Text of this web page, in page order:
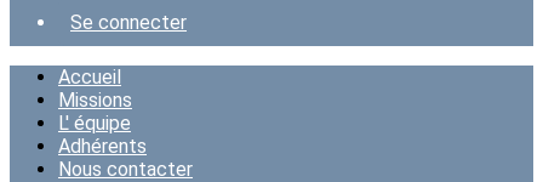
Se connecter
Accueil
Missions
L' équipe
Adhérents
Nous contacter